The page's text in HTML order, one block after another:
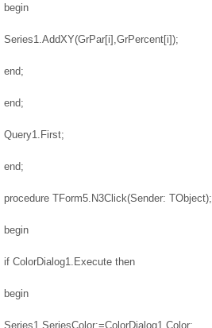
begin
Series1.AddXY(GrPar[i],GrPercent[i]);
end;
end;
Query1.First;
end;
procedure TForm5.N3Click(Sender: TObject);
begin
if ColorDialog1.Execute then
begin
Series1.SeriesColor:=ColorDialog1.Color;